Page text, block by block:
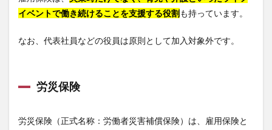
イベントで働き続けることを支援する役割も持っています。
なお、代表社員などの役員は原則として加入対象外です。
労災保険
労災保険（正式名称：労働者災害補償保険）は、雇用保険と